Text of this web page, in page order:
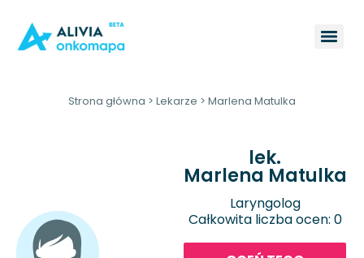
Strona główna > Lekarze > Marlena Matulka
lek.
Marlena Matulka
Laryngolog
Całkowita liczba ocen: 0